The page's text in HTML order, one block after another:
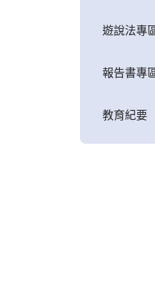
遊說法專
報告書專
教育紀要